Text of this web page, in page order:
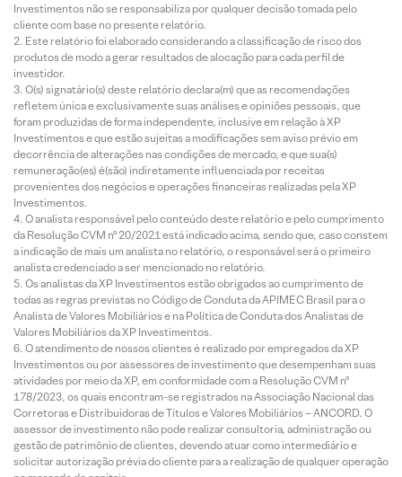
Investimentos não se responsabiliza por qualquer decisão tomada pelo
cliente com base no presente relatório.
Este relatório foi elaborado considerando a classificação de risco dos
produtos de modo a gerar resultados de alocação para cada perfil de
investidor.
O(s) signatário(s) deste relatório declara(m) que as recomendações
refletem única e exclusivamente suas análises e opiniões pessoais, que
foram produzidas de forma independente, inclusive em relação à XP
Investimentos e que estão sujeitas a modificações sem aviso prévio em
decorrência de alterações nas condições de mercado, e que sua(s)
remuneração(es) é(são) indiretamente influenciada por receitas
provenientes dos negócios e operações financeiras realizadas pela XP
Investimentos.
O analista responsável pelo conteúdo deste relatório e pelo cumprimento
da Resolução CVM nº 20/2021 está indicado acima, sendo que, caso constem
a indicação de mais um analista no relatório, o responsável será o primeiro
analista credenciado a ser mencionado no relatório.
Os analistas da XP Investimentos estão obrigados ao cumprimento de
todas as regras previstas no Código de Conduta da APIMEC Brasil para o
Analista de Valores Mobiliários e na Política de Conduta dos Analistas de
Valores Mobiliários da XP Investimentos.
O atendimento de nossos clientes é realizado por empregados da XP
Investimentos ou por assessores de investimento que desempenham suas
atividades por meio da XP, em conformidade com a Resolução CVM nº
178/2023, os quais encontram-se registrados na Associação Nacional das
Corretoras e Distribuidoras de Títulos e Valores Mobiliários – ANCORD. O
assessor de investimento não pode realizar consultoria, administração ou
gestão de patrimônio de clientes, devendo atuar como intermediário e
solicitar autorização prévia do cliente para a realização de qualquer operação